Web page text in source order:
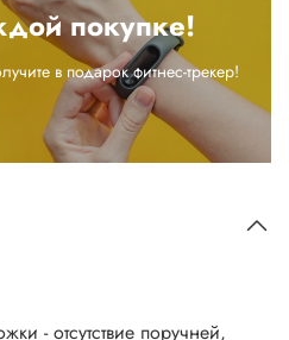
покупке!
в подарок фитнес-трекер!
- отсутствие поручней,